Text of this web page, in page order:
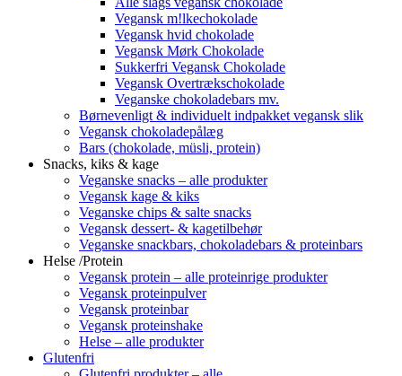
Vegansk m!lkechokolade
Vegansk hvid chokolade
Vegansk Mørk Chokolade
Sukkerfri Vegansk Chokolade
Vegansk Overtrækschokolade
Veganske chokoladebars mv.
Børnevenligt & individuelt indpakket vegansk slik
Vegansk chokoladepålæg
Bars (chokolade, müsli, protein)
Snacks, kiks & kage
Veganske snacks – alle produkter
Vegansk kage & kiks
Veganske chips & salte snacks
Vegansk dessert- & kagetilbehør
Veganske snackbars, chokoladebars & proteinbars
Helse /Protein
Vegansk protein – alle proteinrige produkter
Vegansk proteinpulver
Vegansk proteinbar
Vegansk proteinshake
Helse – alle produkter
Glutenfri